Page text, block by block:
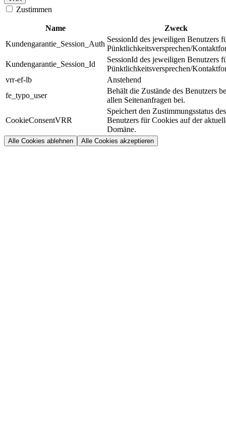
Zustimmen
Name
Zweck
Kundengarantie_Session_Auth
SessionId des jeweiligen Benutzers
Pünktlichkeitsversprechen/
Kundengarantie_Session_Id
SessionId des jeweiligen Benutzers
Pünktlichkeitsversprechen/
vrr-ef-lb
Anstehend
fe_typo_user
Behält die Zustände des Benutzers
allen Seitenanfragen bei.
CookieConsentVRR
Speichert den Zustimmungsstatus des
Benutzers für Cookies auf der
Domäne.
Alle Cookies ablehnen Alle Cookies akzeptieren